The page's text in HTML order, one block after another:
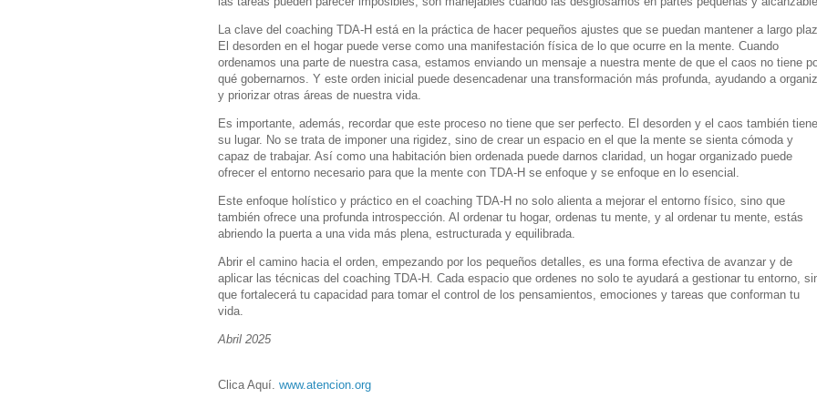
La clave del coaching TDA-H está en la práctica de hacer pequeños ajustes que se puedan mantener a largo
El desorden en el hogar puede verse como una manifestación física de lo que ocurre en la mente. Cuando
ordenamos una parte de nuestra casa, estamos enviando un mensaje a nuestra mente de que el caos no tiene
qué gobernarnos. Y este orden inicial puede desencadenar una transformación más profunda, ayudando a
y priorizar otras áreas de nuestra vida.
Es importante, además, recordar que este proceso no tiene que ser perfecto. El desorden y el caos también
su lugar. No se trata de imponer una rigidez, sino de crear un espacio en el que la mente se sienta cómoda y
capaz de trabajar. Así como una habitación bien ordenada puede darnos claridad, un hogar organizado puede
ofrecer el entorno necesario para que la mente con TDA-H se enfoque y se enfoque en lo esencial.
Este enfoque holístico y práctico en el coaching TDA-H no solo alienta a mejorar el entorno físico, sino que
también ofrece una profunda introspección. Al ordenar tu hogar, ordenas tu mente, y al ordenar tu mente, estás
abriendo la puerta a una vida más plena, estructurada y equilibrada.
Abrir el camino hacia el orden, empezando por los pequeños detalles, es una forma efectiva de avanzar y de
aplicar las técnicas del coaching TDA-H. Cada espacio que ordenes no solo te ayudará a gestionar tu entorno,
que fortalecerá tu capacidad para tomar el control de los pensamientos, emociones y tareas que conforman tu
vida.
Abril 2025
Clica Aquí. www.atencion.org